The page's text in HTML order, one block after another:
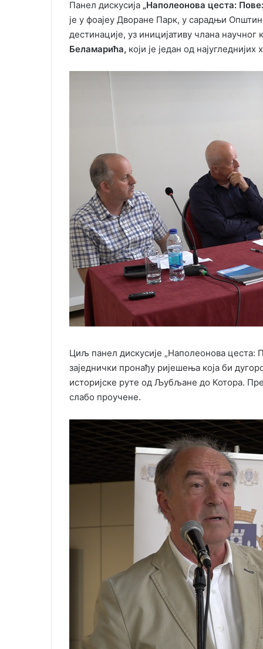
Панел дискусија „Наполеонова цеста:
је у фоајеу Дворане Парк, у сарадњи
дестинације, уз иницијативу члана
Беламарића, који је један од
Циљ панел дискусије „Наполеонова цеста:
заједнички пронађу ријешења која би
историјске руте од Љубљане до Котора.
слабо проучене.